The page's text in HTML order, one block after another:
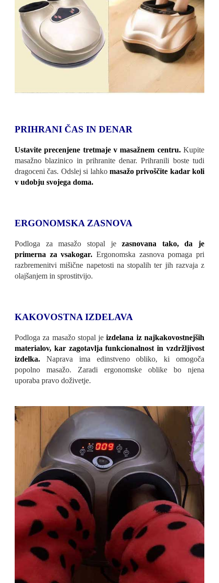
PRIHRANI ČAS IN DENAR
Ustavite precenjene tretmaje v masažnem centru.Kupite
masažno blazinico in prihranite denar. Prihranili boste tudi
dragoceni čas. Odslej si lahko masažo privoščite kadar koli
v udobju svojega doma.
ERGONOMSKA ZASNOVA
Podloga za masažo stopal jezasnovana tako, da je
primerna za vsakogar. Ergonomska zasnova pomaga pri
razbremenitvi mišične napetosti na stopalih ter jih razvaja z
olajšanjem in sprostitvijo.
KAKOVOSTNA IZDELAVA
Podloga za masažo stopal jeizdelana iz najkakovostnejših
materialov, kar zagotavlja funkcionalnost in vzdržljivost
izdelka. Naprava ima edinstveno obliko, ki omogoča
popolno masažo. Zaradi ergonomske oblike bo njena
uporaba pravo doživetje.